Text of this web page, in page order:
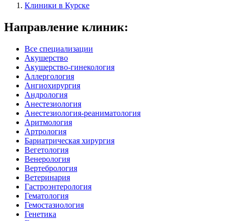
Клиники в Курске
Направление клиник:
Все специализации
Акушерство
Акушерство-гинекология
Аллергология
Ангиохирургия
Андрология
Анестезиология
Анестезиология-реаниматология
Аритмология
Артрология
Бариатрическая хирургия
Вегетология
Венерология
Вертебрология
Ветеринария
Гастроэнтерология
Гематология
Гемостазиология
Генетика